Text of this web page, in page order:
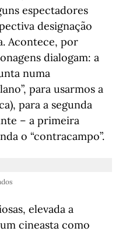
espectadores
designação
Acontece, por
dialogam: a
numa
para usarmos a
para a segunda
– a primeira
o “contracampo”.
elevada a
cineasta como